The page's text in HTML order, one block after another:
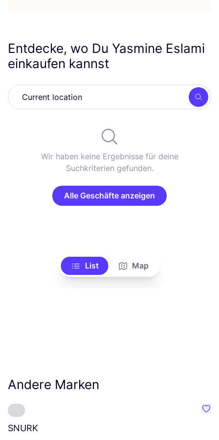
Entdecke, wo Du Yasmine Eslami
einkaufen kannst
Wir haben keine Ergebnisse für deine
Suchkriterien gefunden.
Alle Geschäfte anzeigen
List Map
Andere Marken
SNURK